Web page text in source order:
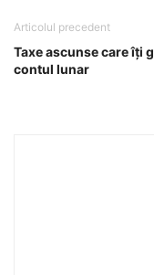
Articolul precedent
Taxe ascunse care îți
contul lunar